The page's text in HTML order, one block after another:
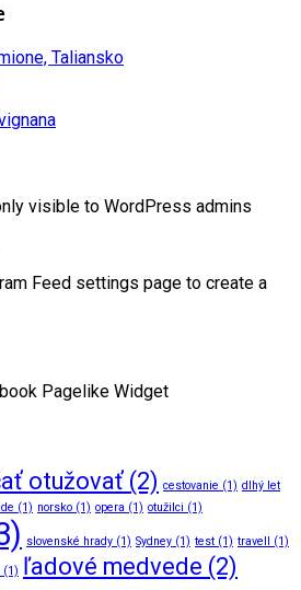
Taliansko
visible to WordPress admins
Feed settings page to create a
otužovať (2) cestovanie (1) dlhý let
(1) norsko (1) opera (1) otužilci (1)
slovenské hrady (1) Sydney (1) test (1) travell (1)
(1) ľadové medvede (2)